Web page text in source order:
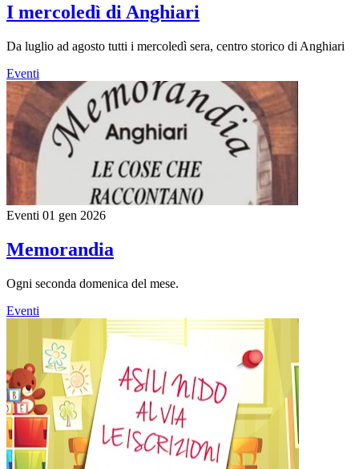
I mercoledì di Anghiari
Da luglio ad agosto tutti i mercoledì sera, centro storico di Anghiari
Eventi
Eventi 01 gen 2026
Memorandia
Ogni seconda domenica del mese.
Eventi